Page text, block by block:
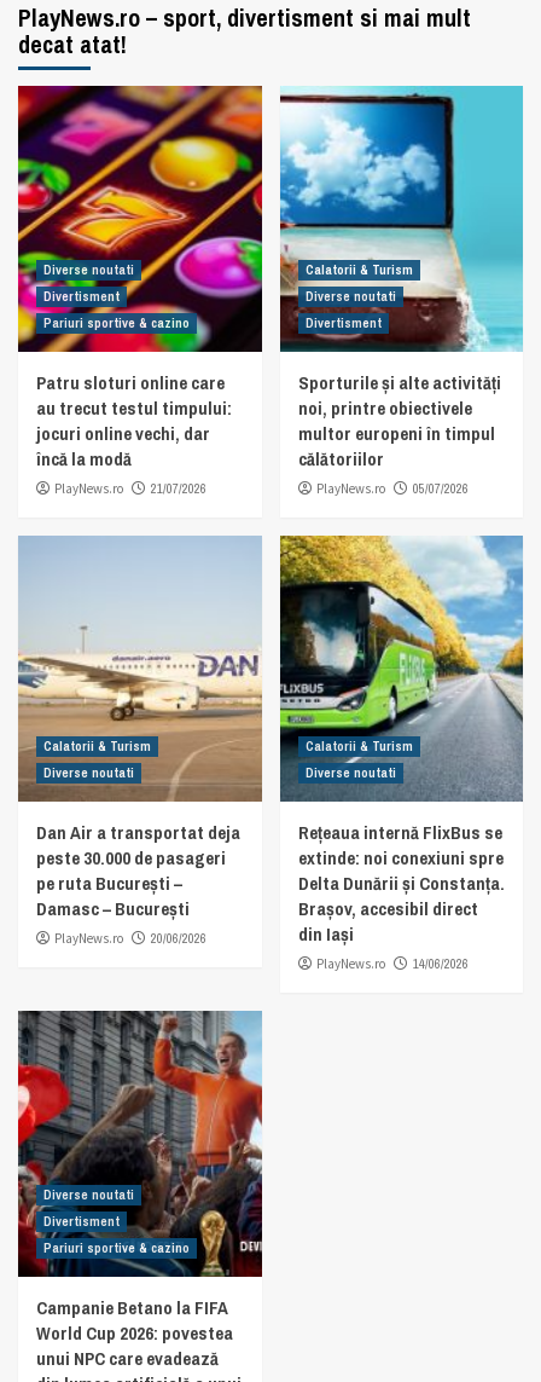
PlayNews.ro – sport, divertisment si mai mult
decat atat!
Diverse noutati
Divertisment
Pariuri sportive & cazino
Patru sloturi online care
au trecut testul timpului:
jocuri online vechi, dar
încă la modă
PlayNews.ro 21/07/2026
Calatorii & Turism
Diverse noutati
Divertisment
Sporturile și alte activități
noi, printre obiectivele
multor europeni în timpul
călătoriilor
PlayNews.ro 05/07/2026
Calatorii & Turism
Diverse noutati
Dan Air a transportat deja
peste 30.000 de pasageri
pe ruta București –
Damasc – București
PlayNews.ro 20/06/2026
Calatorii & Turism
Diverse noutati
Rețeaua internă FlixBus se
extinde: noi conexiuni spre
Delta Dunării și Constanța.
Brașov, accesibil direct
din Iași
PlayNews.ro 14/06/2026
Diverse noutati
Divertisment
Pariuri sportive & cazino
Campanie Betano la FIFA
World Cup 2026: povestea
unui NPC care evadează